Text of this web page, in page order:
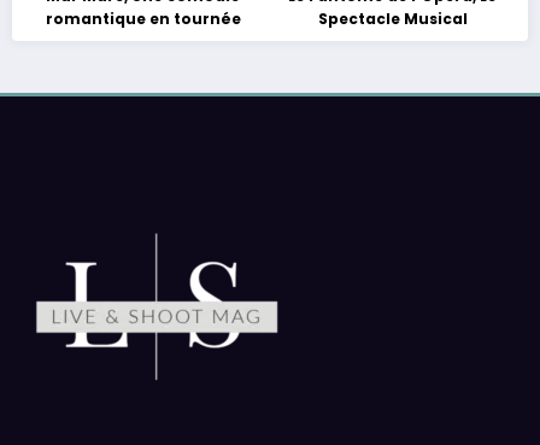
romantique en tournée
Spectacle Musical